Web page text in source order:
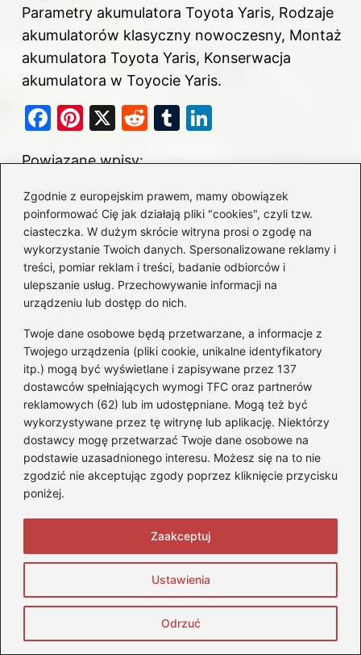
Zgodnie z europejskim prawem, mamy obowiązek
poinformować Cię jak działają pliki "cookies", czyli tzw.
ciasteczka. W dużym skrócie witryna prosi o zgodę na
wykorzystanie Twoich danych. Spersonalizowane reklamy i
treści, pomiar reklam i treści, badanie odbiorców i
ulepszanie usług. Przechowywanie informacji na
urządzeniu lub dostęp do nich.
Twoje dane osobowe będą przetwarzane, a informacje z
Twojego urządzenia (pliki cookie, unikalne identyfikatory
itp.) mogą być wyświetlane i zapisywane przez 137
dostawców spełniających wymogi TFC oraz partnerów
reklamowych (62) lub im udostępniane. Mogą też być
wykorzystywane przez tę witrynę lub aplikację. Niektórzy
dostawcy mogę przetwarzać Twoje dane osobowe na
podstawie uzasadnionego interesu. Możesz się na to nie
zgodzić nie akceptując zgody poprzez kliknięcie przycisku
poniżej.
Ustawienia
Odrzuć
Zaakceptuj
Parametry akumulatora Toyota Yaris, Rodzaje
akumulatorów klasyczny nowoczesny, Montaż
akumulatora Toyota Yaris, Konserwacja
akumulatora w Toyocie Yaris.
F
c
e
b
o
o
k
Pi
er
e
st
X
R
d
di
t
T
m
bl
r
k
e
dI
n
Powiązane wpisy:
Wybór idealnego akumulatora do Craftera
2.5 TDI – na co zwrócić uwagę?
Jaki akumulator wybrać do Forda S-Max
2.0 TDCi? Sprawdź najlepsze opcje!
Jak właściwie podłączyć kable do
akumulatora – prosta instrukcja krok po
kroku
Jak wybrać idealny akumulator do VW
Polo 1.0 benzyna?
Jak wybrać odpowiedni bezpiecznik do
akumulatora 48V?
Jak dobrać prostownik i odpowiedni prąd
ładowania dla twojego akumulatora?
mieć akumulator w spoczynku?
Co powinieneś wiedzieć o prądzie w
akumulatorze samochodowym?